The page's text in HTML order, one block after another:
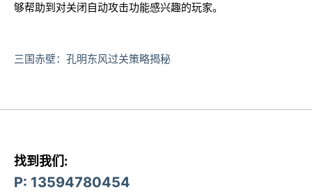
够帮助到对关闭自动攻击功能感兴趣的玩家。
三国赤壁：孔明东风过关策略揭秘
找到我们:
P: 13594780454